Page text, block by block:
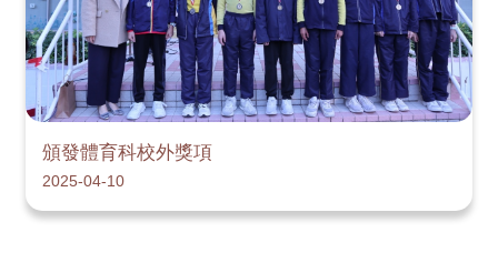
頒發體育科校外獎項
2025-04-10